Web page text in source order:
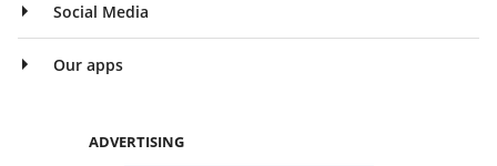
Social Media
Our apps
ADVERTISING